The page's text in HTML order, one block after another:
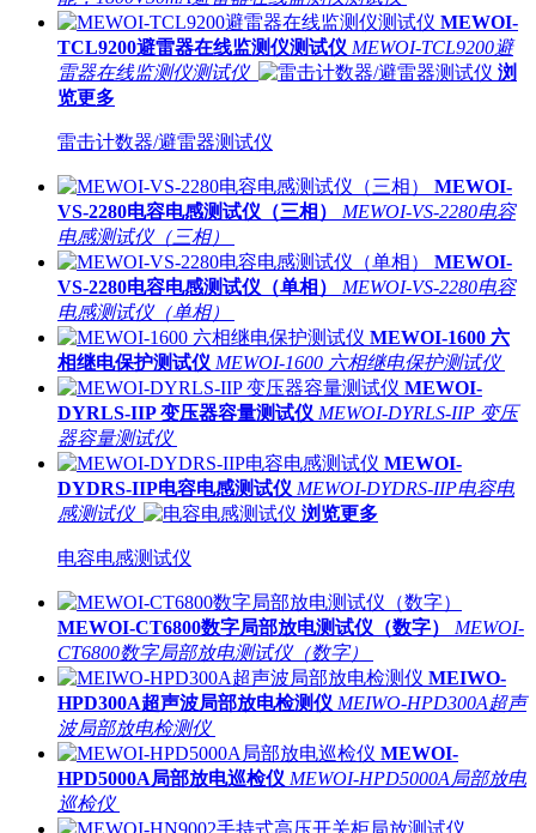
MEWOI-
TCL9200避雷器在线监测仪测试仪 MEWOI-TCL9200避
雷器在线监测仪测试仪
浏
览更多
雷击计数器/避雷器测试仪
MEWOI-
VS-2280电容电感测试仪（三相）
MEWOI-VS-2280电容
电感测试仪（三相）
MEWOI-
VS-2280电容电感测试仪（单相）
MEWOI-VS-2280电容
电感测试仪（单相）
MEWOI-1600 六
相继电保护测试仪 MEWOI-1600 六相继电保护测试仪
MEWOI-
DYRLS-IIP 变压器容量测试仪 MEWOI-DYRLS-IIP 变压
器容量测试仪
MEWOI-
DYDRS-IIP电容电感测试仪 MEWOI-DYDRS-IIP电容电
感测试仪
浏览更多
电容电感测试仪
MEWOI-CT6800数字局部放电测试仪（数字）
MEWOI-
CT6800数字局部放电测试仪（数字）
MEIWO-
HPD300A超声波局部放电检测仪 MEIWO-HPD300A超声
波局部放电检测仪
MEWOI-
HPD5000A局部放电巡检仪 MEWOI-HPD5000A局部放电
巡检仪